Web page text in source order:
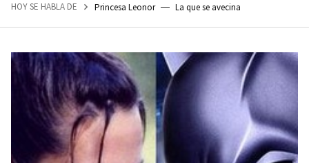
HOY SE HABLA DE Princesa Leonor La que se avecina